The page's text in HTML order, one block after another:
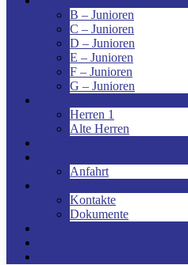
B – Junioren
C – Junioren
D – Junioren
E – Junioren
F – Junioren
G – Junioren
Herren 1
Alte Herren
Anfahrt
Kontakte
Dokumente